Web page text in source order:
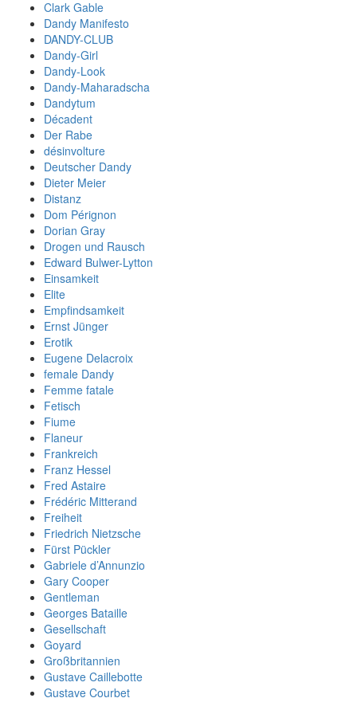
Clark Gable
Dandy Manifesto
DANDY-CLUB
Dandy-Girl
Dandy-Look
Dandy-Maharadscha
Dandytum
Décadent
Der Rabe
désinvolture
Deutscher Dandy
Dieter Meier
Distanz
Dom Pérignon
Dorian Gray
Drogen und Rausch
Edward Bulwer-Lytton
Einsamkeit
Elite
Empfindsamkeit
Ernst Jünger
Erotik
Eugene Delacroix
female Dandy
Femme fatale
Fetisch
Fiume
Flaneur
Frankreich
Franz Hessel
Fred Astaire
Frédéric Mitterand
Freiheit
Friedrich Nietzsche
Fürst Pückler
Gabriele d’Annunzio
Gary Cooper
Gentleman
Georges Bataille
Gesellschaft
Goyard
Großbritannien
Gustave Caillebotte
Gustave Courbet